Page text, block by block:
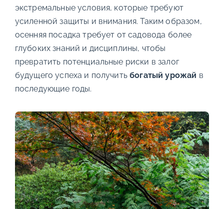
экстремальные условия, которые требуют
усиленной защиты и внимания. Таким образом,
осенняя посадка требует от садовода более
глубоких знаний и дисциплины, чтобы
превратить потенциальные риски в залог
будущего успеха и получитьбогатый урожай в
последующие годы.